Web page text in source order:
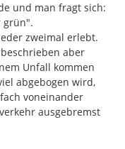
und man fragt sich:
grün".
zweimal erlebt.
aber
Unfall kommen
abgebogen wird,
voneinander
ausgebremst